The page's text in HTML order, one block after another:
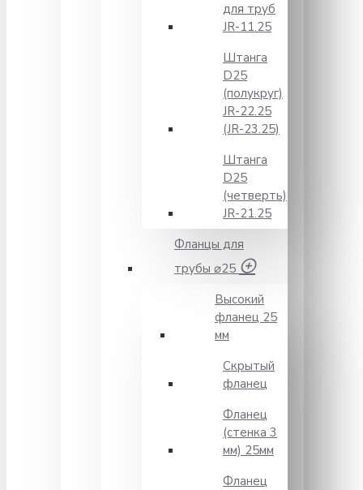
для труб
JR-11.25
Штанга
D25
(полукруг)
JR-22.25
(JR-23.25)
Штанга
D25
(четверть)
JR-21.25
Фланцы для
трубы ⌀25
Высокий
фланец 25
мм
Скрытый
фланец
Фланец
(стенка 3
мм) 25мм
Фланец